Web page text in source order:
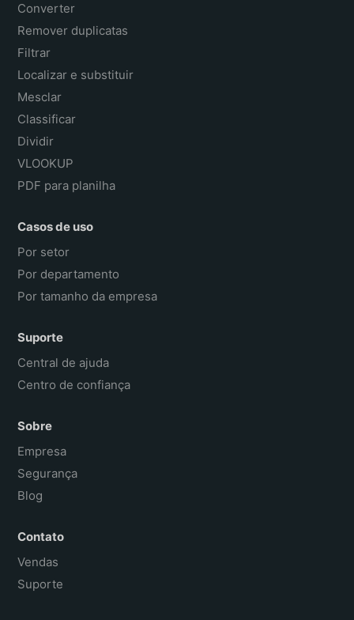
Converter
Remover duplicatas
Filtrar
Localizar e substituir
Mesclar
Classificar
Dividir
VLOOKUP
PDF para planilha
Casos de uso
Por setor
Por departamento
Por tamanho da empresa
Suporte
Central de ajuda
Centro de confiança
Sobre
Empresa
Segurança
Blog
Contato
Vendas
Suporte